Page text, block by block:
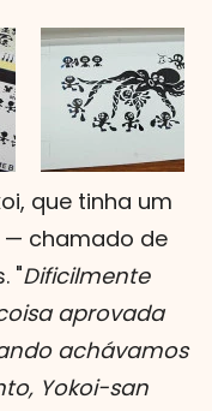
que tinha um
chamado de
"Dificilmente
aprovada
achávamos
Yokoi-san